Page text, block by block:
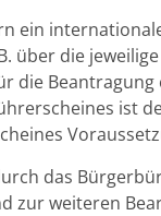
ein
über die
die Beantragung
ist
das
zur weiteren